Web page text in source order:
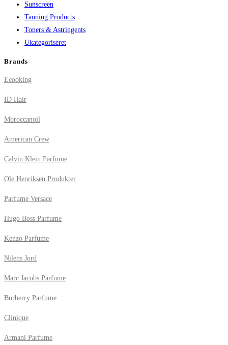
Sunscreen
Tanning Products
Toners & Astringents
Ukategoriseret
Brands
Ecooking
ID Hair
Moroccanoil
American Crew
Calvin Klein Parfume
Ole Henriksen Produkter
Parfume Versace
Hugo Boss Parfume
Kenzo Parfume
Nilens Jord
Marc Jacobs Parfume
Burberry Parfume
Clinique
Armani Parfume